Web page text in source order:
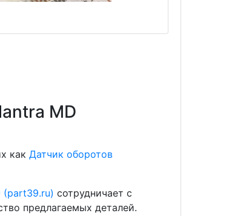
MD
как Датчик оборотов
(part39.ru) сотрудничает с
предлагаемых деталей.